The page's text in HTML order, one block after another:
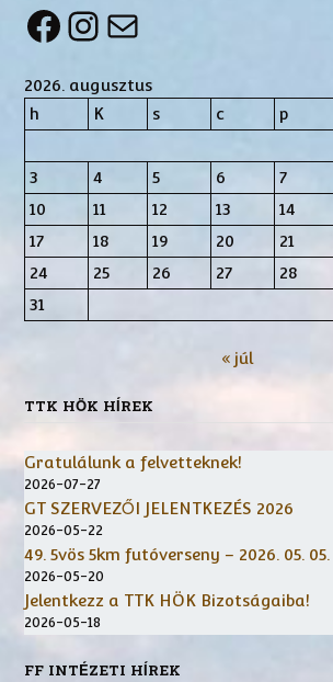
Facebook
Instagram
Mail
2026. augusztus
h
K s c p
3
4 5 6 7
10
11 12 13 14
17
18 19 20 21
24
25 26 27 28
31
« júl
TTK HÖK HÍREK
Gratulálunk a felvetteknek!
2026-07-27
GT SZERVEZŐI JELENTKEZÉS 2026
2026-05-22
49. 5vös 5km futóverseny – 2026. 05. 05.
2026-05-20
Jelentkezz a TTK HÖK Bizotságaiba!
2026-05-18
FF INTÉZETI HÍREK